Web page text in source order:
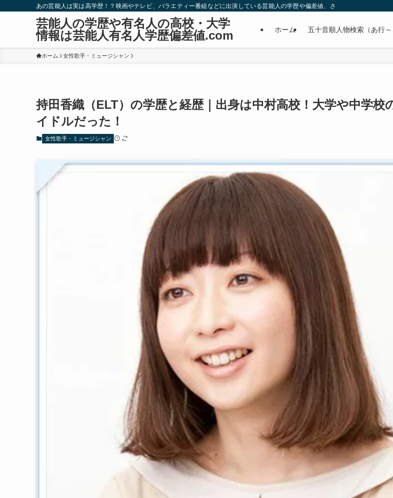
あの芸能人は実は高学歴！？映画やテレビ、バラエティー番組などに出演している芸能人の学歴や偏差値、さらに政治家やスポ
芸能人の学歴や有名人の高校・大学
情報は芸能人有名人学歴偏差値.com
ホーム 五十音順人物検索（あ行
ホーム 女性歌手・ミュージシャン
持田香織（ELT）の学歴と経歴｜出身は中村高校！大学や中学校
イドルだった！
女性歌手・ミュージシャン